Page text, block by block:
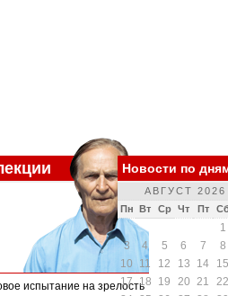
испытание на зрелость
Новости по
АВГУСТ 2026
Пн Вт Ср Чт Пт
1
3
4 5 6 7
8
10
11 12 13 14
15
17 18 19 20 21
22